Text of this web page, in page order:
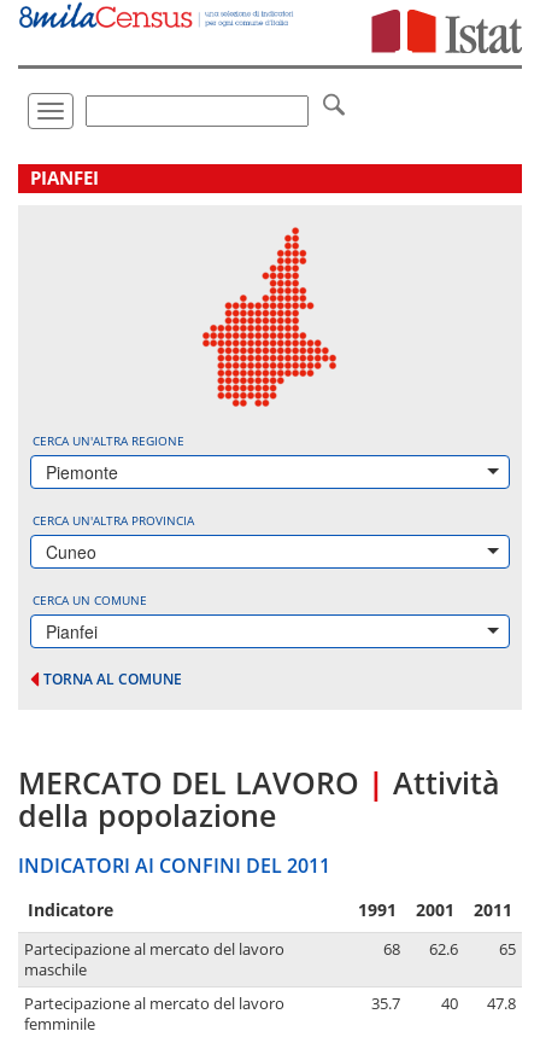
Vai
direttamente
Toggle
navigation
.
PIANFEI
CERCA UN'ALTRA REGIONE
Piemonte
CERCA UN'ALTRA PROVINCIA
Cuneo
CERCA UN COMUNE
Pianfei
TORNA AL COMUNE
MERCATO DEL LAVORO | Attività
della popolazione
INDICATORI AI CONFINI DEL 2011
Indicatore 1991 2001 2011
Partecipazione al mercato del lavoro
maschile
68 62.6 65
Partecipazione al mercato del lavoro
femminile
35.7 40 47.8